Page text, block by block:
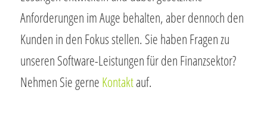
Anforderungen im Auge behalten, aber dennoch den
Kunden in den Fokus stellen. Sie haben Fragen zu
unseren Software-Leistungen für den Finanzsektor?
Nehmen Sie gerne Kontaktauf.